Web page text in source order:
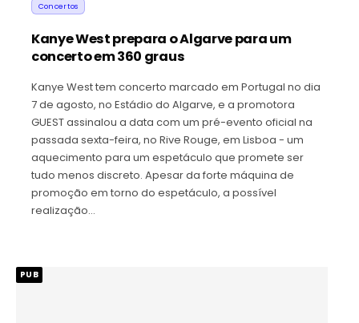
Concertos
Kanye West prepara o Algarve para um
concerto em 360 graus
Kanye West tem concerto marcado em Portugal no dia
7 de agosto, no Estádio do Algarve, e a promotora
GUEST assinalou a data com um pré-evento oficial na
passada sexta-feira, no Rive Rouge, em Lisboa - um
aquecimento para um espetáculo que promete ser
tudo menos discreto. Apesar da forte máquina de
promoção em torno do espetáculo, a possível
realização…
PUB